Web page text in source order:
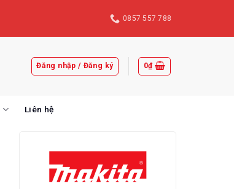
0857 557 788
Đăng nhập / Đăng ký 0₫
Liên hệ